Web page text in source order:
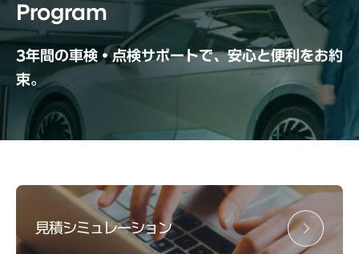
Program
3年間の車検・点検サポートで、安心と便利をお約
束。
見積シミュレーション